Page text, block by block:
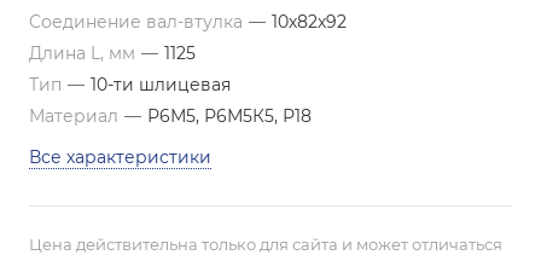
Соединение вал-втулка — 10х82х92
Длина L, мм — 1125
Тип — 10-ти шлицевая
Материал — Р6М5, Р6М5К5, Р18
Все характеристики
Цена действительна только для сайта и может отличаться